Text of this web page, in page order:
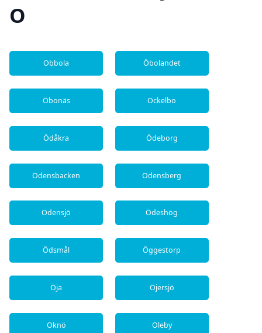
O
Obbola Öbolandet
Öbonäs Ockelbo
Ödåkra Ödeborg
Odensbacken Odensberg
Odensjö Ödeshög
Ödsmål Öggestorp
Öja Öjersjö
Oknö Oleby